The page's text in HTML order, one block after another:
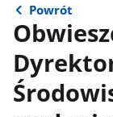
Powrót